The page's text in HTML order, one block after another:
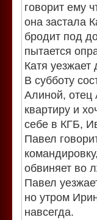
говорит ему
она застала
бродит под
пытается
Катя
В субботу
Алиной,
квартиру и
себе в КГБ,
Павел
обвиняет во
Павел
но утром
навсегда.